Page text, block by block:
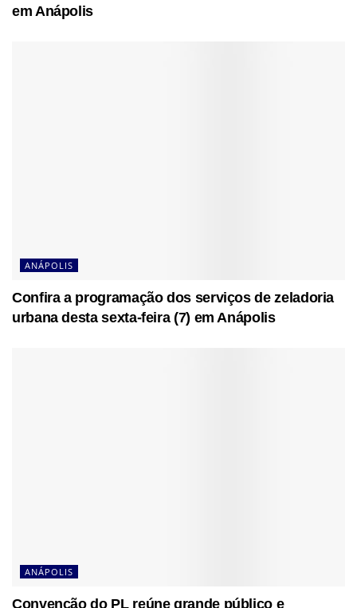
em Anápolis
ANÁPOLIS
Confira a programação dos serviços de zeladoria
urbana desta sexta-feira (7) em Anápolis
ANÁPOLIS
Convenção do PL reúne grande público e